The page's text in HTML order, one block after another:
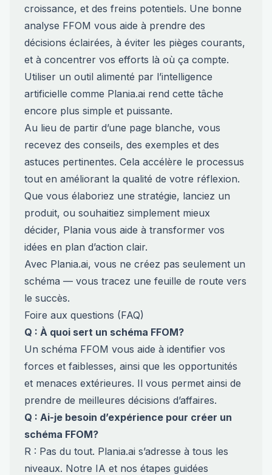
croissance, et des freins potentiels. Une bonne
analyse FFOM vous aide à prendre des
décisions éclairées, à éviter les pièges courants,
et à concentrer vos efforts là où ça compte.
Utiliser un outil alimenté par l’intelligence
artificielle comme Plania.ai rend cette tâche
encore plus simple et puissante.
Au lieu de partir d’une page blanche, vous
recevez des conseils, des exemples et des
astuces pertinentes. Cela accélère le processus
tout en améliorant la qualité de votre réflexion.
Que vous élaboriez une stratégie, lanciez un
produit, ou souhaitiez simplement mieux
décider, Plania vous aide à transformer vos
idées en plan d’action clair.
Avec Plania.ai, vous ne créez pas seulement un
schéma — vous tracez une feuille de route vers
le succès.
Foire aux questions (FAQ)
Q : À quoi sert un schéma FFOM?
Un schéma FFOM vous aide à identifier vos
forces et faiblesses, ainsi que les opportunités
et menaces extérieures. Il vous permet ainsi de
prendre de meilleures décisions d’affaires.
Q : Ai-je besoin d’expérience pour créer un
schéma FFOM?
R : Pas du tout. Plania.ai s’adresse à tous les
niveaux. Notre IA et nos étapes guidées